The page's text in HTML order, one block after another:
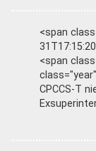
<span
<span
CPCCS-T